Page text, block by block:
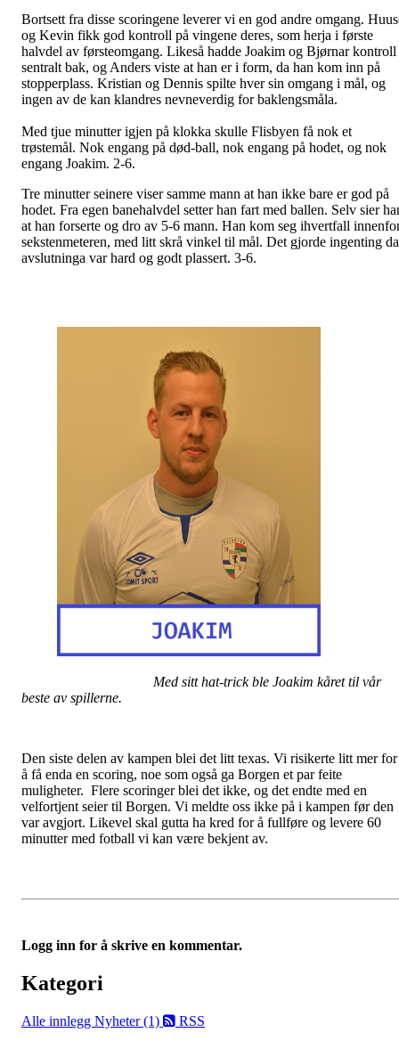
Bortsett fra disse scoringene leverer vi en god andre omgang.
og Kevin fikk god kontroll på vingene deres, som herja i første
halvdel av førsteomgang. Likeså hadde Joakim og Bjørnar kontroll
sentralt bak, og Anders viste at han er i form, da han kom inn på
stopperplass. Kristian og Dennis spilte hver sin omgang i mål, og
ingen av de kan klandres nevneverdig for baklengsmåla.
Med tjue minutter igjen på klokka skulle Flisbyen få nok et
trøstemål. Nok engang på død-ball, nok engang på hodet, og nok
engang Joakim. 2-6.
Tre minutter seinere viser samme mann at han ikke bare er god på
hodet. Fra egen banehalvdel setter han fart med ballen. Selv sier
at han forserte og dro av 5-6 mann. Han kom seg ihvertfall
sekstenmeteren, med litt skrå vinkel til mål. Det gjorde ingenting da
avslutninga var hard og godt plassert. 3-6.
Med sitt hat-trick ble Joakim kåret til vår
beste av spillerne.
Den siste delen av kampen blei det litt texas. Vi risikerte litt mer for
å få enda en scoring, noe som også ga Borgen et par feite
muligheter. Flere scoringer blei det ikke, og det endte med en
velfortjent seier til Borgen. Vi meldte oss ikke på i kampen før den
var avgjort. Likevel skal gutta ha kred for å fullføre og levere 60
minutter med fotball vi kan være bekjent av.
Logg inn for å skrive en kommentar.
Kategori
Alle innlegg Nyheter (1) RSS